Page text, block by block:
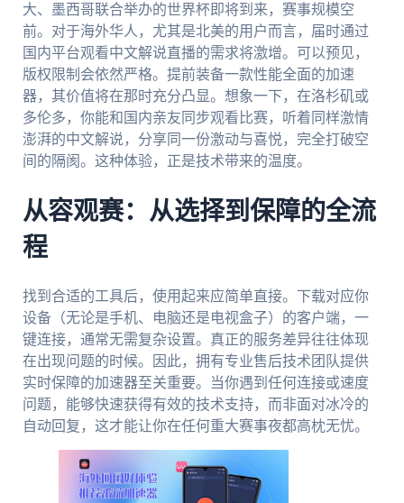
大、墨西哥联合举办的世界杯即将到来，赛事规模空
前。对于海外华人，尤其是北美的用户而言，届时通过
国内平台观看中文解说直播的需求将激增。可以预见，
版权限制会依然严格。提前装备一款性能全面的加速
器，其价值将在那时充分凸显。想象一下，在洛杉矶或
多伦多，你能和国内亲友同步观看比赛，听着同样激情
澎湃的中文解说，分享同一份激动与喜悦，完全打破空
间的隔阂。这种体验，正是技术带来的温度。
从容观赛：从选择到保障的全流
程
找到合适的工具后，使用起来应简单直接。下载对应你
设备（无论是手机、电脑还是电视盒子）的客户端，一
键连接，通常无需复杂设置。真正的服务差异往往体现
在出现问题的时候。因此，拥有专业售后技术团队提供
实时保障的加速器至关重要。当你遇到任何连接或速度
问题，能够快速获得有效的技术支持，而非面对冰冷的
自动回复，这才能让你在任何重大赛事夜都高枕无忧。